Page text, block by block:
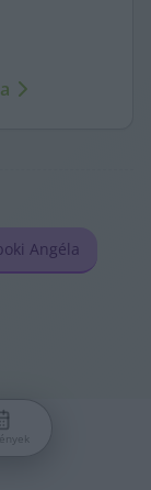
Angéla